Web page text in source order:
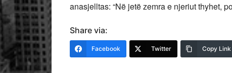
anasjelltas: “Në jetë zemra e njeriut thyhet,
Share via:
Facebook Twitter Copy Link